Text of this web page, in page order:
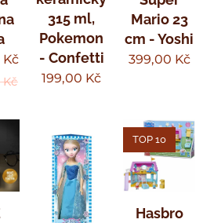
Kč
Kč
315 ml,
Pokemon
- Confetti
199,00 Kč
Mario 23
cm - Yoshi
399,00 Kč
Hasbro
TOP 10